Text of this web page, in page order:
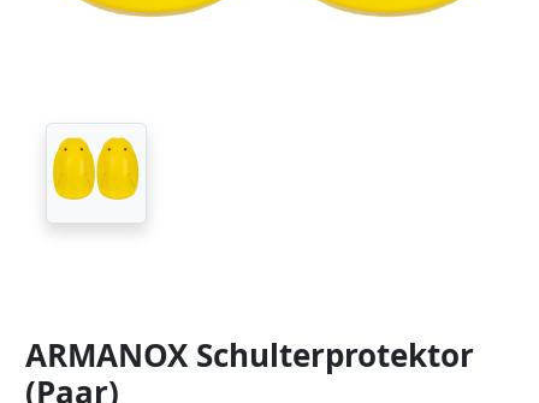
ARMANOX Schulterprotektor
(Paar)